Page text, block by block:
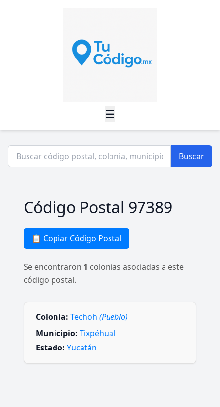
☰
Buscar
Código Postal 97389
📋 Copiar Código Postal
Se encontraron 1 colonias asociadas a este
código postal.
Colonia: Techoh (Pueblo)
Municipio: Tixpéhual
Estado: Yucatán